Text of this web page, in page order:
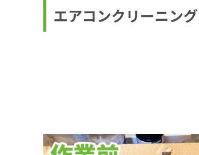
エアコンクリーニン